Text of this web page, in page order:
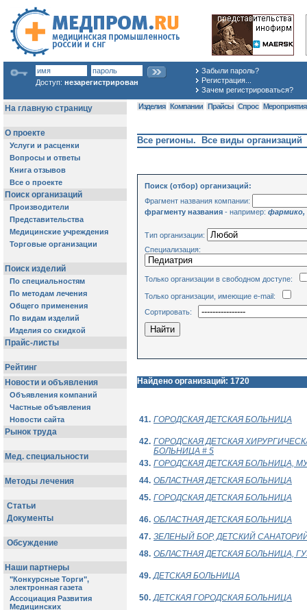
Доступ: незарегистрирован
Забыли пароль?
Регистрация...
Зачем регистрироваться?
Изделия Компании Прайсы Спрос Мероприятия
Все регионы. Все виды организаций
Поиск (отбор) организаций:
Фрагмент названия компании:
фрагменту названия - например: фармико,
Тип организации:
Специализация:
Только организации в свободном доступе:
Только организации, имеющие e-mail:
Сортировать:
Найдено организаций: 1720
41. ГОРОДСКАЯ ДЕТСКАЯ БОЛЬНИЦА
42. ГОРОДСКАЯ ДЕТСКАЯ
БОЛЬНИЦА # 5
43. ГОРОДСКАЯ ДЕТСКАЯ БОЛЬНИЦА,
44. ОБЛАСТНАЯ ДЕТСКАЯ БОЛЬНИЦА
45. ГОРОДСКАЯ ДЕТСКАЯ БОЛЬНИЦА
46. ОБЛАСТНАЯ ДЕТСКАЯ БОЛЬНИЦА
47. ЗЕЛЕНЫЙ БОР, ДЕТСКИЙ
48. ОБЛАСТНАЯ ДЕТСКАЯ БОЛЬНИЦА,
49. ДЕТСКАЯ БОЛЬНИЦА
50. ДЕТСКАЯ ГОРОДСКАЯ БОЛЬНИЦА